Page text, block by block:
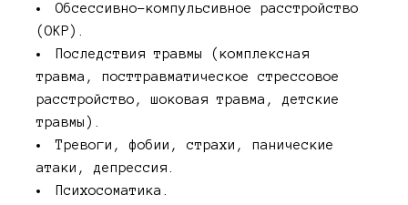
Обсессивно-компульсивное расстройство
(ОКР).
Последствия травмы (комплексная
травма, посттравматическое стрессовое
расстройство, шоковая травма, детские
травмы).
Тревоги, фобии, страхи, панические
атаки, депрессия.
Психосоматика.